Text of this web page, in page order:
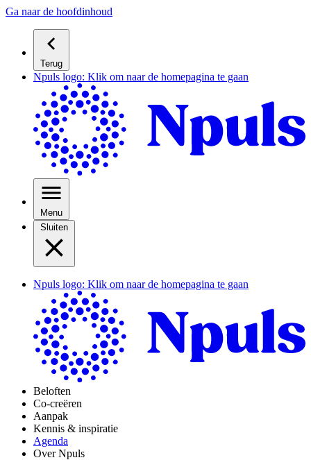
Ga naar de hoofdinhoud
Terug
Npuls logo: Klik om naar de homepagina te gaan
Menu
Sluiten
Npuls logo: Klik om naar de homepagina te gaan
Beloften
Co-creëren
Aanpak
Kennis & inspiratie
Agenda
Over Npuls